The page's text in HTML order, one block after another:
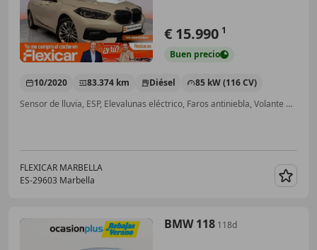
€ 15.990 1
Buen precio
10/2020 83.374 km Diésel
85 kW (116 CV)
Sensor de lluvia, ESP, Elevalunas eléctrico, Faros antiniebla, Volante multifunción, Aire Acondicionado, Control de tracción
FLEXICAR MARBELLA
ES-29603 Marbella
BMW 118 118d